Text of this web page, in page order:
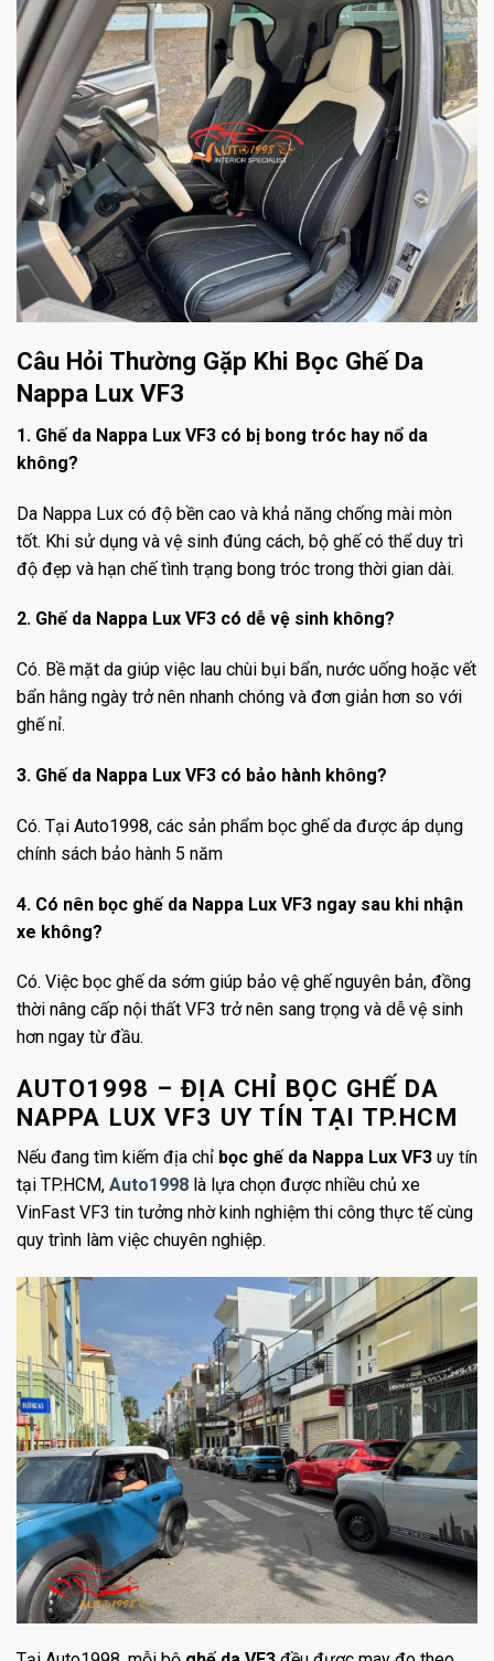
Câu Hỏi Thường Gặp Khi Bọc Ghế Da
Nappa Lux VF3
1. Ghế da Nappa Lux VF3 có bị bong tróc hay nổ da
không?
Da Nappa Lux có độ bền cao và khả năng chống mài mòn
tốt. Khi sử dụng và vệ sinh đúng cách, bộ ghế có thể duy trì
độ đẹp và hạn chế tình trạng bong tróc trong thời gian dài.
2. Ghế da Nappa Lux VF3 có dễ vệ sinh không?
Có. Bề mặt da giúp việc lau chùi bụi bẩn, nước uống hoặc vết
bẩn hằng ngày trở nên nhanh chóng và đơn giản hơn so với
ghế nỉ.
3. Ghế da Nappa Lux VF3 có bảo hành không?
Có. Tại Auto1998, các sản phẩm bọc ghế da được áp dụng
chính sách bảo hành 5 năm
4. Có nên bọc ghế da Nappa Lux VF3 ngay sau khi nhận
xe không?
Có. Việc bọc ghế da sớm giúp bảo vệ ghế nguyên bản, đồng
thời nâng cấp nội thất VF3 trở nên sang trọng và dễ vệ sinh
hơn ngay từ đầu.
AUTO1998 – ĐỊA CHỈ BỌC GHẾ DA
NAPPA LUX VF3 UY TÍN TẠI TP.HCM
Nếu đang tìm kiếm địa chỉ bọc ghế da Nappa Lux VF3 uy tín
tại TP.HCM, Auto1998 là lựa chọn được nhiều chủ xe
VinFast VF3 tin tưởng nhờ kinh nghiệm thi công thực tế cùng
quy trình làm việc chuyên nghiệp.